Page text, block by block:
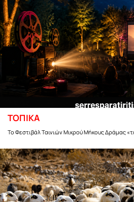
ΤΟΠΙΚΑ
Το Φεστιβάλ Ταινιών Μικρού Μήκους Δράμας